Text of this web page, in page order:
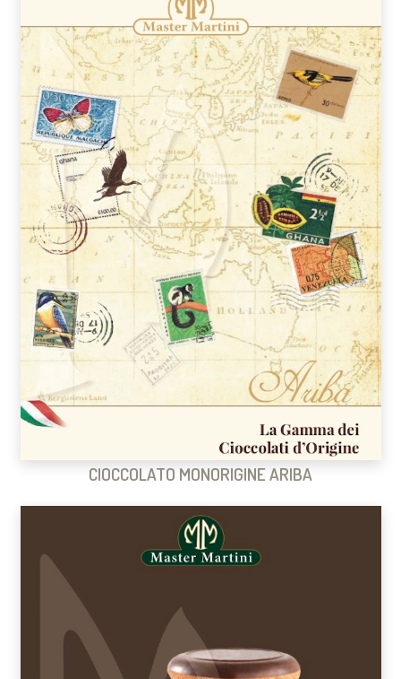
CIOCCOLATO MONORIGINE ARIBA